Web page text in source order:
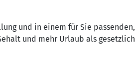
und in einem für Sie passenden,
und mehr Urlaub als gesetzlich